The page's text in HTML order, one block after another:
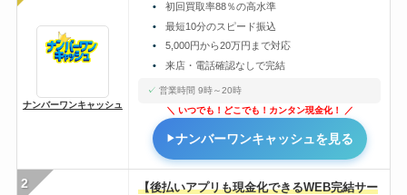
ナンバーワンキャッシュ
初回買取率88％の高水準
最短10分のスピード振込
5,000円から20万円まで対応
来店・電話確認なしで完結
営業時間 9時～20時
いつでも！どこでも！カンタン現金化！
ナンバーワンキャッシュを見る
2
【後払いアプリも現金化できるWEB完結サー